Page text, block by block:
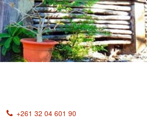
+261 32 04 601 90